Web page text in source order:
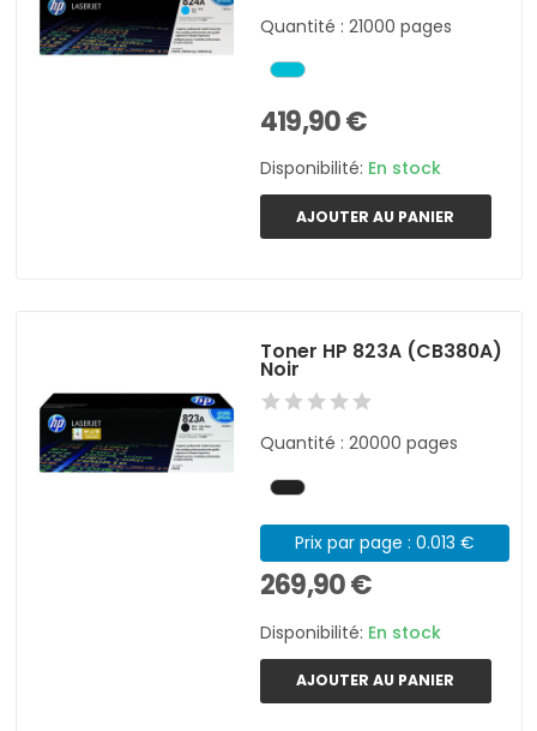
Quantité : 21000 pages
419,90 €
Disponibilité: En stock
AJOUTER AU PANIER
Toner HP 823A (CB380A)
Noir
Quantité : 20000 pages
Prix par page : 0.013 €
269,90 €
Disponibilité: En stock
AJOUTER AU PANIER